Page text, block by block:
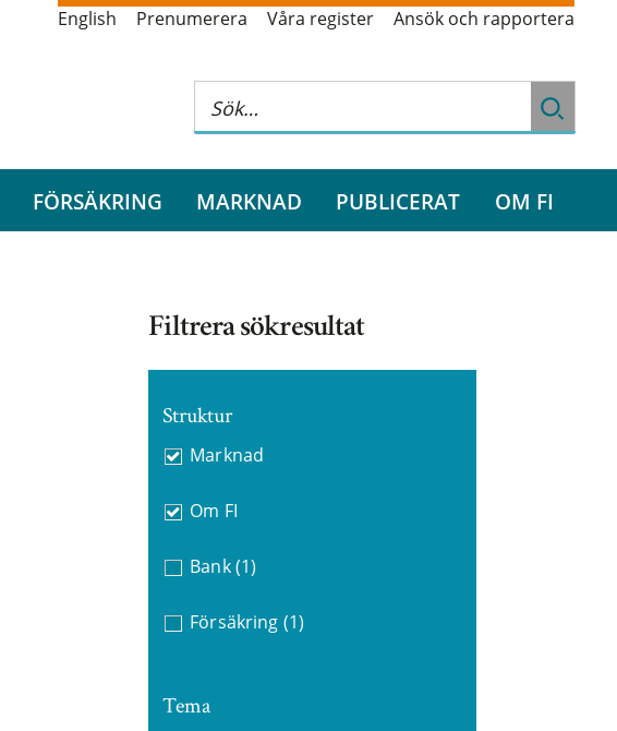
English Prenumerera Våra register Ansök och rapportera
FÖRSÄKRING MARKNAD PUBLICERAT OM FI
Filtrera sökresultat
Struktur
Marknad
Om FI
Bank (1)
Försäkring (1)
Tema